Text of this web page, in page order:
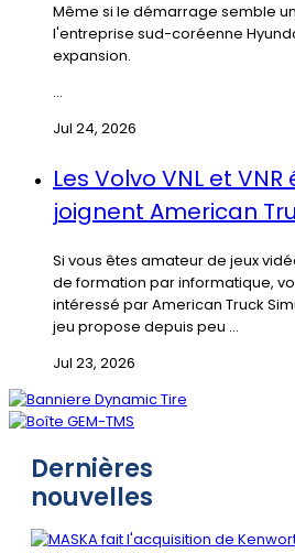
Même si le démarrage semble
l'entreprise sud-coréenne
expansion.
...
Jul 24, 2026
Les Volvo VNL et
joignent American
Si vous êtes amateur de jeux
de formation par informatique,
intéressé par American Truck
jeu propose depuis peu ...
Jul 23, 2026
Dernières
nouvelles